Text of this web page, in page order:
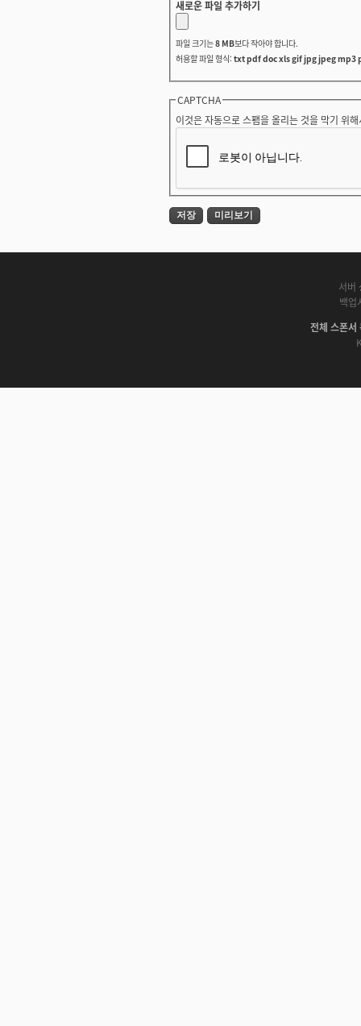
새로운 파일 추가하기
파일 크기는8 MB보다 작아야 합니다.
허용할 파일 형식: txt pdf doc xls gif jpg jpeg mp3
CAPTCHA
이것은 자동으로 스팸을 올리는 것을 막기 위
서버
백업
전체 스폰서